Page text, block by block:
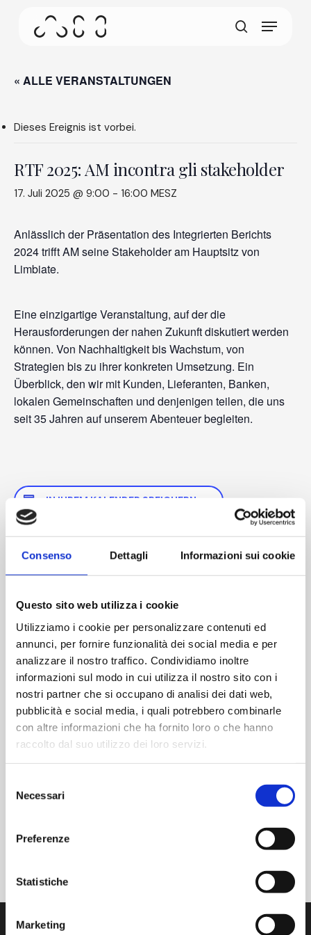
Consenso Dettagli Informazioni sui cookie
Questo sito web utilizza i cookie
Utilizziamo i cookie per personalizzare contenuti ed
annunci, per fornire funzionalità dei social media e per
analizzare il nostro traffico. Condividiamo inoltre
informazioni sul modo in cui utilizza il nostro sito con i
nostri partner che si occupano di analisi dei dati web,
pubblicità e social media, i quali potrebbero combinarle
con altre informazioni che ha fornito loro o che hanno
raccolto dal suo utilizzo dei loro servizi.
delNecessari
Preferenze
Statistiche
Marketing
Dieser Bildschirm ermöglicht es Ihrem Gerät,
weniger Energie als nötig zu verbrauchen wenn
irgendwo auf den Bildschirm.
Hauptinhalt
springen
Menü
« ALLE VERANSTALTUNGEN
Dieses Ereignis ist vorbei.
RTF 2025: AM incontra gli stakeholder
17. Juli 2025 @ 9:00 - 16:00 MESZ
Anlässlich der Präsentation des Integrierten Berichts
2024 trifft AM seine Stakeholder am Hauptsitz von
Limbiate.
Eine einzigartige Veranstaltung, auf der die
Herausforderungen der nahen Zukunft diskutiert werden
können. Von Nachhaltigkeit bis Wachstum, von
Strategien bis zu ihrer konkreten Umsetzung. Ein
Überblick, den wir mit Kunden, Lieferanten, Banken,
lokalen Gemeinschaften und denjenigen teilen, die uns
seit 35 Jahren auf unserem Abenteuer begleiten.
IN IHREM KALENDER SPEICHERN
17. Juli 2025
Jetzt:
9:00 - 16:00UHR
Website:
https://www.aminstrument
s.com
ORT
Via Isonzo 1/C, Limbiate (MB)
Telefon-Nummer
64° SIMPOSIO AFI FARMAFORUM 2025